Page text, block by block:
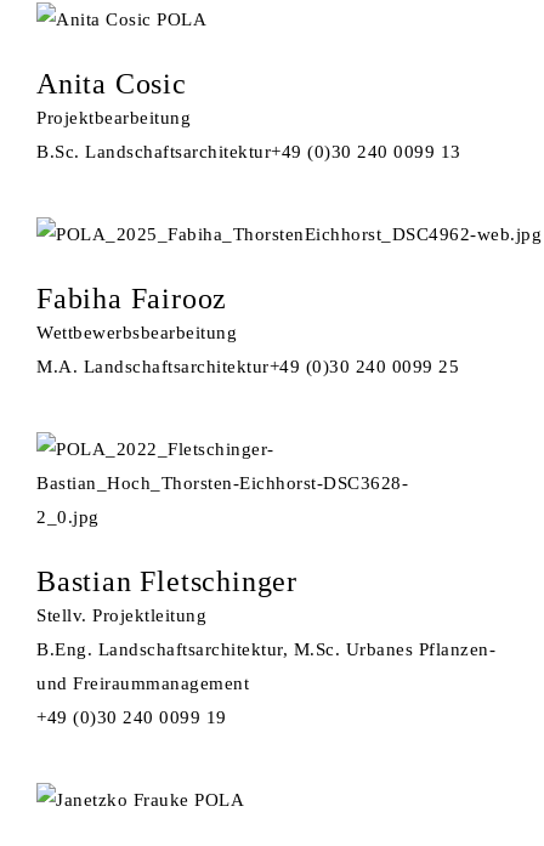
Anita Cosic
Projektbearbeitung
B.Sc. Landschaftsarchitektur+49 (0)30 240 0099 13
Fabiha Fairooz
Wettbewerbsbearbeitung
M.A. Landschaftsarchitektur+49 (0)30 240 0099 25
Bastian Fletschinger
Stellv. Projektleitung
B.Eng. Landschaftsarchitektur, M.Sc. Urbanes Pflanzen-
und Freiraummanagement
+49 (0)30 240 0099 19